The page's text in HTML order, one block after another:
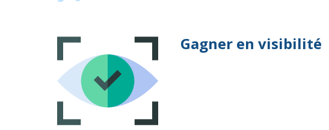
Gagner en visibilité